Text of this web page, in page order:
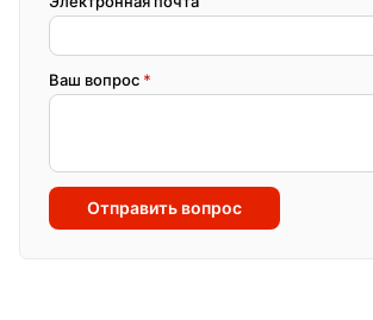
Ваш вопрос *
Отправить вопрос